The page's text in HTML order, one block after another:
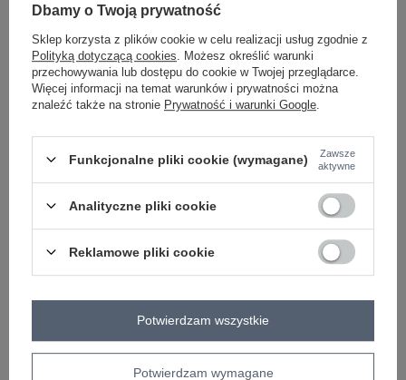
camelowy
ZALOGUJ SIĘ I ZOBACZ CENĘ
Masz pytanie? Chętnie pomożemy.
Zadzwoń+48 601 547 740 Zadaj pytanie
Hurt Ecru sweter z warkoczami o kroju oversize OCH
BELLA .
sposób prania: pranie w pralce w 30°C
Kod produktu
TW-SW-BI-M903.33X
Dbamy o Twoją prywatność
Sklep korzysta z plików cookie w celu realizacji usług zgodnie z
Polityką dotyczącą cookies . Możesz określić warunki
przechowywania lub dostępu do cookie w Twojej przeglądarce.
Więcej informacji na temat warunków i prywatności można
znaleźć także na stronie Prywatność i warunki Google
Funkcjonalne pliki cookie (wymagane)
Zawsze
aktywne
Analityczne pliki cookie
Reklamowe pliki cookie
Potwierdzam wymagane
Potwierdzam wszystkie